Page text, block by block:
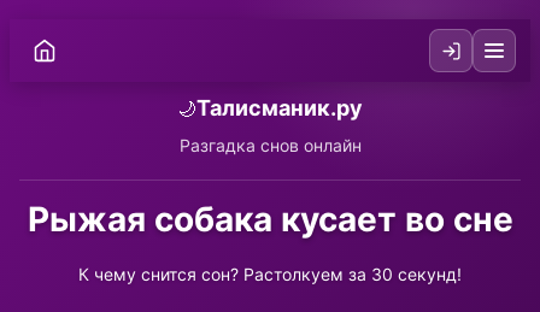
🌙Талисманик.ру
Разгадка снов онлайн
Рыжая собака кусает во сне
К чему снится сон? Растолкуем за 30 секунд!